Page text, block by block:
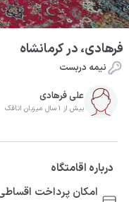
فرهادی، در کرمانشاه
نیمه دربست
علی فرهادی
بیش از 1 سال میزبان اتاقک
درباره اقامتگاه
امکان پرداخت